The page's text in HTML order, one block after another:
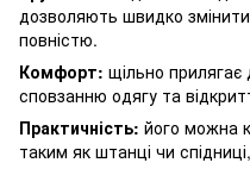
дозволяють швидко
повністю.
Комфорт: щільно прилягає
сповзанню одягу та
Практичність: його можна
таким як штанці чи